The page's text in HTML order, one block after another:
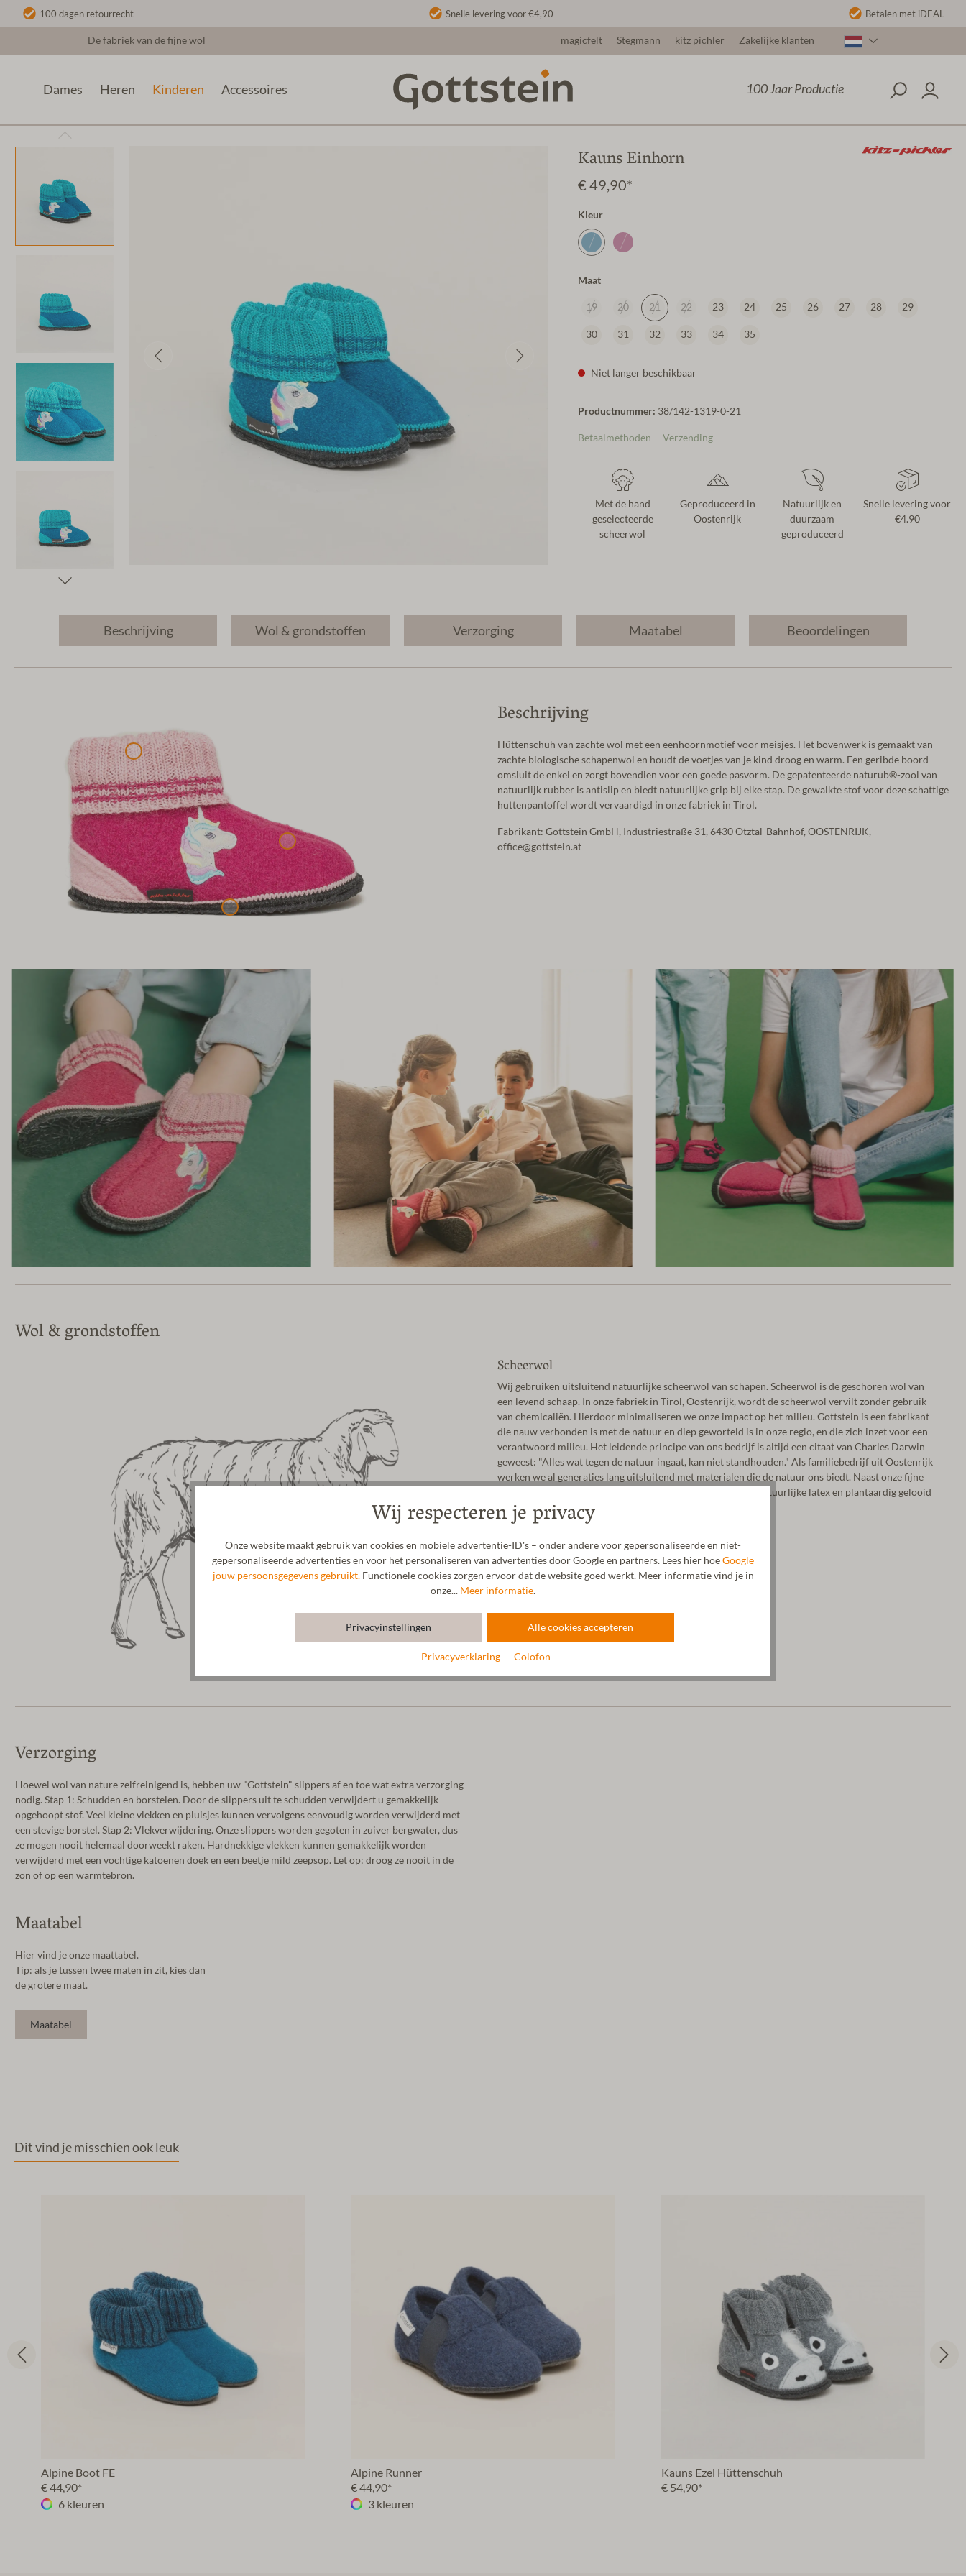
100 dagen retourrecht Snelle levering voor €4,90 Betalen met iDEAL
De fabriek van de fijne wol magicfelt Stegmann kitz pichler Zakelijke klanten
100 Jaar Productie
Dames Heren Kinderen Accessoires
Kauns Einhorn
€ 49,90*
Kleur
Maat
19 20 21 22 23 24 25 26 27 28 29
30 31 32 33 34 35
Niet langer beschikbaar
Productnummer: 38/142-1319-0-21
Betaalmethoden Verzending
Met de hand
geselecteerde
scheerwol
Geproduceerd in
Oostenrijk
Natuurlijk en
duurzaam
geproduceerd
Snelle levering voor
€4.90
Beschrijving Wol & grondstoffen Verzorging Maatabel Beoordelingen
Beschrijving
Hüttenschuh van zachte wol met een eenhoornmotief voor meisjes. Het bovenwerk is gemaakt van
zachte biologische schapenwol en houdt de voetjes van je kind droog en warm. Een geribde boord
omsluit de enkel en zorgt bovendien voor een goede pasvorm. De gepatenteerde naturub®-zool van
natuurlijk rubber is antislip en biedt natuurlijke grip bij elke stap. De gewalkte stof voor deze schattige
huttenpantoffel wordt vervaardigd in onze fabriek in Tirol.
Fabrikant: Gottstein GmbH, Industriestraße 31, 6430 Ötztal-Bahnhof, OOSTENRIJK,
office@gottstein.at
Wol & grondstoffen
Scheerwol
Wij gebruiken uitsluitend natuurlijke scheerwol van schapen. Scheerwol is de geschoren wol van
een levend schaap. In onze fabriek in Tirol, Oostenrijk, wordt de scheerwol vervilt zonder gebruik
van chemicaliën. Hierdoor minimaliseren we onze impact op het milieu. Gottstein is een fabrikant
die nauw verbonden is met de natuur en diep geworteld is in onze regio, en die zich inzet voor een
verantwoord milieu. Het leidende principe van ons bedrijf is altijd een citaat van Charles Darwin
geweest: "Alles wat tegen de natuur ingaat, kan niet standhouden." Als familiebedrijf uit Oostenrijk
werken we al generaties lang uitsluitend met materialen die de natuur ons biedt. Naast onze fijne
scheerwol gebruiken we natuurlijke materialen zoals kurk, natuurlijke latex en plantaardig gelooid
leer voor onze vilten slippers.
Verzorging
Hoewel wol van nature zelfreinigend is, hebben uw "Gottstein" slippers af en toe wat extra verzorging
nodig. Stap 1: Schudden en borstelen. Door de slippers uit te schudden verwijdert u gemakkelijk
opgehoopt stof. Veel kleine vlekken en pluisjes kunnen vervolgens eenvoudig worden verwijderd met
een stevige borstel. Stap 2: Vlekverwijdering. Onze slippers worden gegoten in zuiver bergwater, dus
ze mogen nooit helemaal doorweekt raken. Hardnekkige vlekken kunnen gemakkelijk worden
verwijderd met een vochtige katoenen doek en een beetje mild zeepsop. Let op: droog ze nooit in de
zon of op een warmtebron.
Maatabel
Hier vind je onze maattabel.
Tip: als je tussen twee maten in zit, kies dan
de grotere maat.
Maatabel
Dit vind je misschien ook leuk
Alpine Boot FE
€ 44,90*
6 kleuren
Alpine Runner
€ 44,90*
3 kleuren
Kauns Ezel Hüttenschuh
€ 54,90*
Wij respecteren je privacy
Onze website maakt gebruik van cookies en mobiele advertentie-ID's – onder andere voor gepersonaliseerde en niet-
gepersonaliseerde advertenties en voor het personaliseren van advertenties door Google en partners. Lees hier hoeGoogle
jouw persoonsgegevens gebruikt. Functionele cookies zorgen ervoor dat de website goed werkt. Meer informatie vind je in
onze... Meer informatie.
Privacyinstellingen Alle cookies accepteren
- Privacyverklaring - Colofon